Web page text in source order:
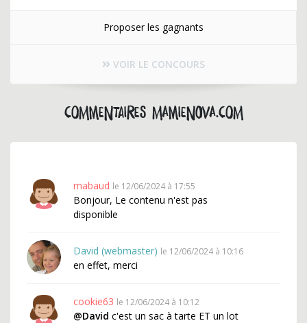
Proposer les gagnants
VOIR LE CONCOURS
Commentaires mamienova.com
mabaud le 12/06/2024 à 17:55
Bonjour, Le contenu n'est pas
disponible
David (webmaster) le 12/06/2024 à 10:16
en effet, merci
cookie63 le 12/06/2024 à 10:12
@David c'est un sac à tarte ET un lot